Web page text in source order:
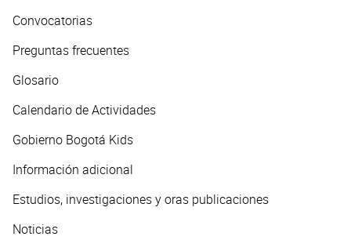
Convocatorias
Preguntas frecuentes
Glosario
Calendario de Actividades
Gobierno Bogotá Kids
Información adicional
Estudios, investigaciones y oras publicaciones
Noticias